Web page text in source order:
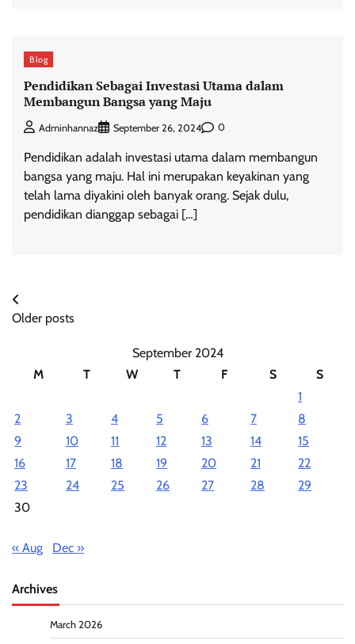
Blog
Pendidikan Sebagai Investasi Utama dalam
Membangun Bangsa yang Maju
Adminhannaz September 26, 2024 0
Pendidikan adalah investasi utama dalam membangun
bangsa yang maju. Hal ini merupakan keyakinan yang
telah lama diyakini oleh banyak orang. Sejak dulu,
pendidikan dianggap sebagai […]
Posts
navigation
Older posts
September 2024
M
T W T F S
S
1
2
3 4 5 6 7
8
9
10 11 12 13 14
15
16
17 18 19 20 21
22
23
24 25 26 27 28
29
30
« Aug Dec »
Archives
March 2026